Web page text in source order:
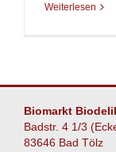
Weiterlesen
Biomarkt
Badstr. 4 1/3
83646 Bad Tölz